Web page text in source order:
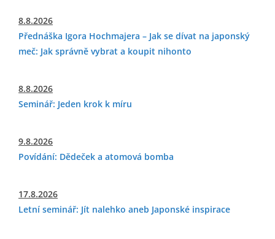
8.8.2026
Přednáška Igora Hochmajera – Jak se dívat na japonský
meč: Jak správně vybrat a koupit nihonto
8.8.2026
Seminář: Jeden krok k míru
9.8.2026
Povídání: Dědeček a atomová bomba
17.8.2026
Letní seminář: Jít nalehko aneb Japonské inspirace